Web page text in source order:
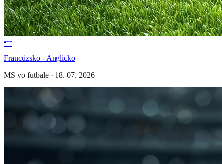
Francúzsko - Anglicko
MS vo futbale · 18. 07. 2026